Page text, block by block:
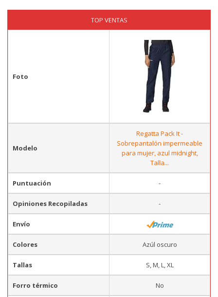
TOP VENTAS
Foto
Modelo
Regatta Pack It -
Sobrepantalón impermeable
para mujer, azul midnight,
Talla...
Puntuación -
Opiniones Recopiladas -
Envío
Colores Azúl oscuro
Tallas S, M, L, XL
Forro térmico No